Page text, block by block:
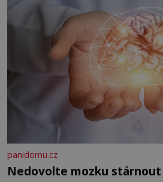
panidomu.cz
Nedovolte mozku stárnout